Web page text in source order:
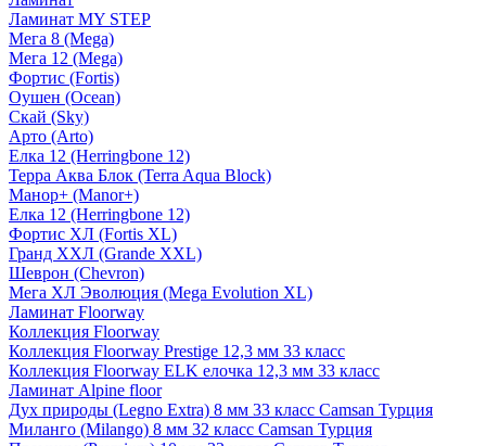
Ламинат MY STEP
Мега 8 (Mega)
Мега 12 (Mega)
Фортис (Fortis)
Оушен (Ocean)
Скай (Sky)
Арто (Arto)
Елка 12 (Herringbone 12)
Терра Аква Блок (Terra Aqua Block)
Манор+ (Manor+)
Елка 12 (Herringbone 12)
Фортис ХЛ (Fortis XL)
Гранд ХХЛ (Grande XXL)
Шеврон (Chevron)
Мега ХЛ Эволюция (Mega Evolution XL)
Ламинат Floorway
Коллекция Floorway
Коллекция Floorway Prestige 12,3 мм 33 класс
Коллекция Floorway ELK елочка 12,3 мм 33 класс
Ламинат Alpine floor
Дух природы (Legno Extra) 8 мм 33 класс Camsan Турция
Миланго (Milango) 8 мм 32 класс Camsan Турция